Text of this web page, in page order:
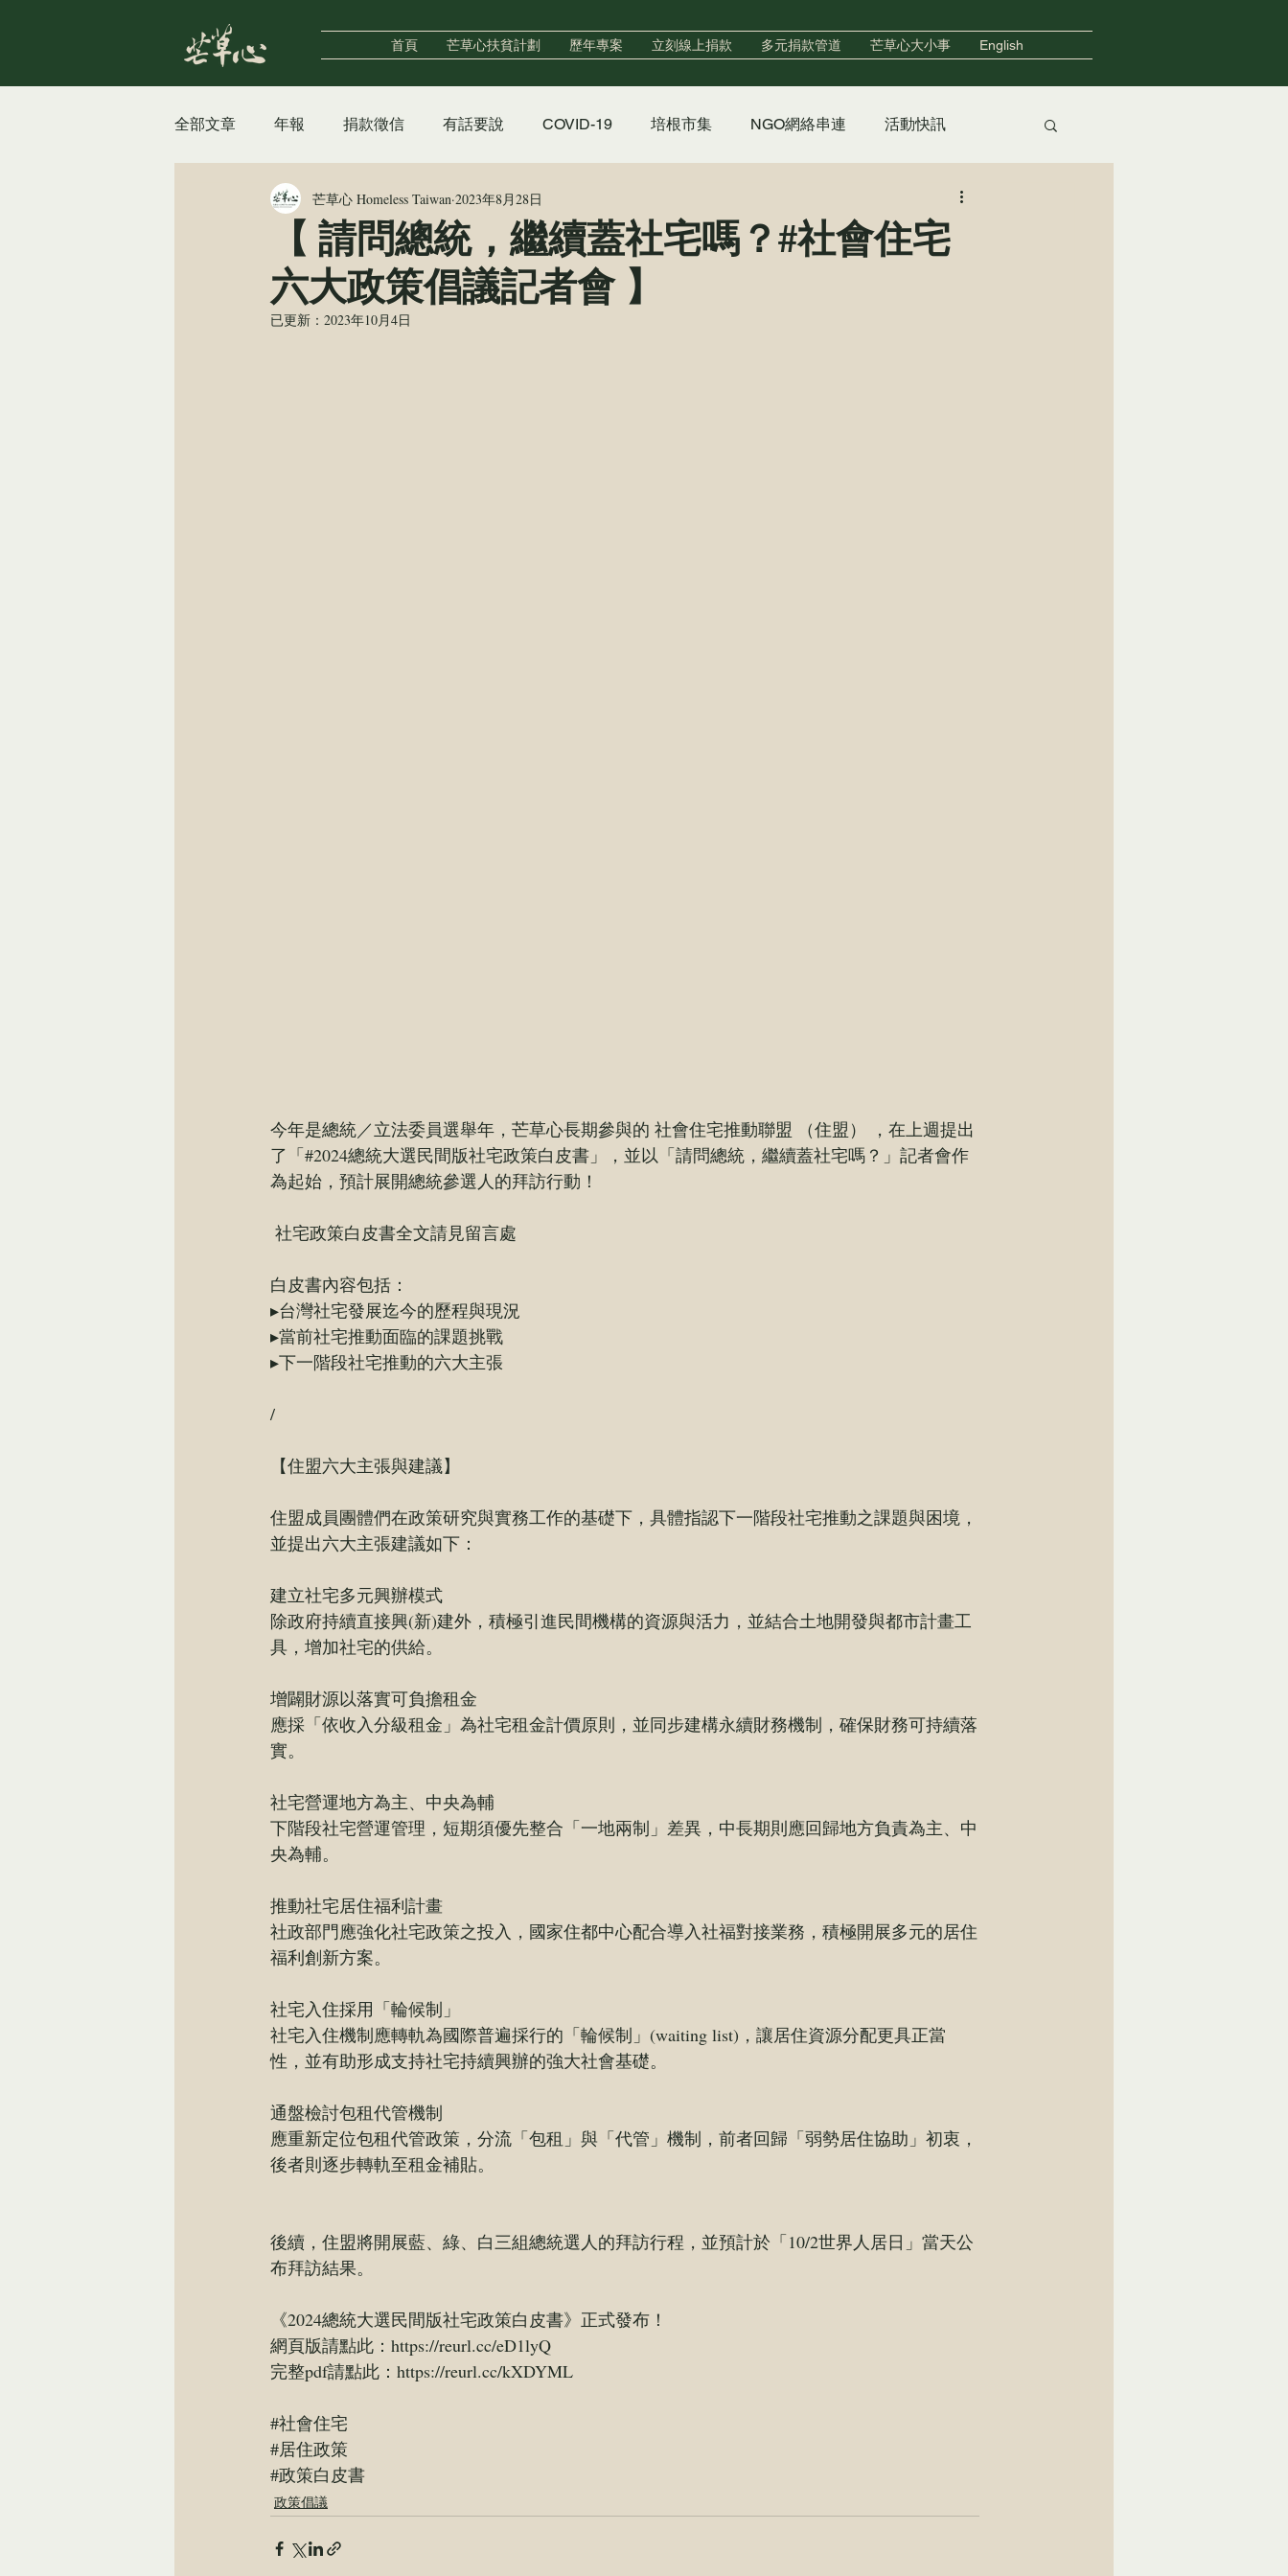
首頁 芒草心扶貧計劃 歷年專案 立刻線上捐款 多元捐款管道 芒草心大小事 English
全部文章 年報 捐款徵信 有話要說 COVID-19 培根市集 NGO網絡串連 活動快訊
自立支援中心 女性據點 實習 政策倡議
街遊HiddenTaipei 公告及聲明
【 請問總統，繼續蓋社宅嗎？#社會住宅
六大政策倡議記者會 】
芒草心 Homeless Taiwan 2023年8月28日
已更新： 2023年10月4日
今年是總統／立法委員選舉年，芒草心長期參與的 社會住宅推動聯盟 （住盟） ，在上週提出
了「#2024總統大選民間版社宅政策白皮書 」，並以「請問總統，繼續蓋社宅嗎？」記者會作
為起始，預計展開總統參選人的拜訪行動！
社宅政策白皮書全文請見留言處
白皮書內容包括：
▸台灣社宅發展迄今的歷程與現況
▸當前社宅推動面臨的課題挑戰
▸下一階段社宅推動的六大主張
/
【住盟六大主張與建議】
住盟成員團體們在政策研究與實務工作的基礎下，具體指認下一階段社宅推動之課題與困境，
並提出六大主張建議如下：
建立社宅多元興辦模式
除政府持續直接興(新)建外，積極引進民間機構的資源與活力，並結合土地開發與都市計畫工
具，增加社宅的供給。
增闢財源以落實可負擔租金
應採「依收入分級租金」為社宅租金計價原則，並同步建構永續財務機制，確保財務可持續落
實。
社宅營運地方為主、中央為輔
下階段社宅營運管理，短期須優先整合「一地兩制」差異，中長期則應回歸地方負責為主、中
央為輔。
推動社宅居住福利計畫
社政部門應強化社宅政策之投入，國家住都中心配合導入社福對接業務，積極開展多元的居住
福利創新方案。
社宅入住採用「輪候制」
社宅入住機制應轉軌為國際普遍採行的「輪候制」(waiting list)，讓居住資源分配更具正當
性，並有助形成支持社宅持續興辦的強大社會基礎。
通盤檢討包租代管機制
應重新定位包租代管政策，分流「包租」與「代管」機制，前者回歸「弱勢居住協助」初衷，
後者則逐步轉軌至租金補貼。
後續，住盟將開展藍、綠、白三組總統選人的拜訪行程，並預計於「10/2世界人居日」當天公
布拜訪結果。
《2024總統大選民間版社宅政策白皮書》正式發布！
網頁版請點此： https://reurl.cc/eD1lyQ
完整pdf請點此： https://reurl.cc/kXDYML
#社會住宅
#居住政策
#政策白皮書
政策倡議